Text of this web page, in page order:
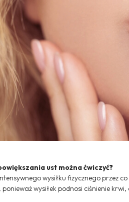
ust można ćwiczyć?
wysiłku fizycznego przez
wysiłek podnosi ciśnienie